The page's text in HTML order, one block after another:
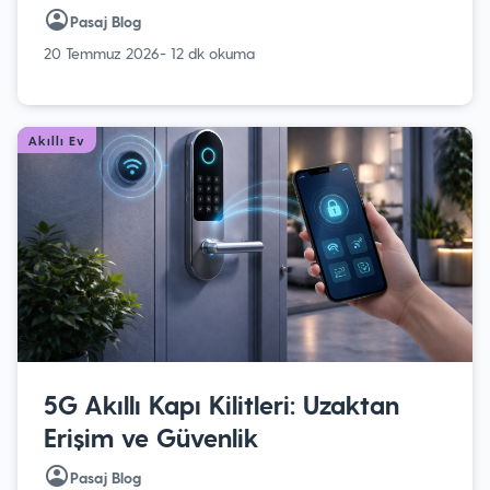
Pasaj Blog
20 Temmuz 2026- 12 dk okuma
Akıllı Ev
5G Akıllı Kapı Kilitleri: Uzaktan
Erişim ve Güvenlik
Pasaj Blog